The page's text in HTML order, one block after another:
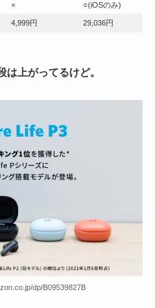
× ○(iOSのみ)
4,999円 29,036円
上がってるけど。
dp/B09539827B